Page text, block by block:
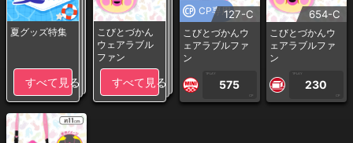
夏グッズ特集
すべて見る
こびとづかん
ウェアラブル
ファン
すべて見る
CP専用127-C
こびとづかんウ
ェアラブルファ
ン
1PLAY
575
CP
654-C
こびとづかんウ
ェアラブルファ
ン
1PLAY
230
CP